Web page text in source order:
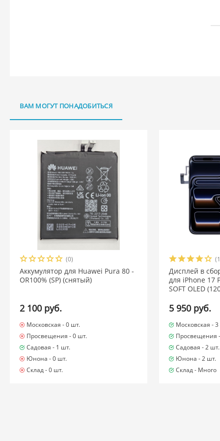
ВАМ МОГУТ ПОНАДОБИТЬСЯ
(0)
Аккумулятор для Huawei Pura 80 -
OR100% (SP) (снятый)
2 100 руб.
Московская -0 шт.
Просвещения -0 шт.
Садовая - 1 шт.
Юнона -0 шт.
Склад -0 шт.
Дисплей в
для iPhone 17
SOFT OLED
5 950 руб.
Московская -3
Просвещения
Садовая -2 шт.
Юнона -2 шт.
Склад - Много